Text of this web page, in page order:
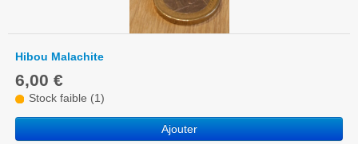
Hibou Malachite
6,00 €
Stock faible (1)
Ajouter